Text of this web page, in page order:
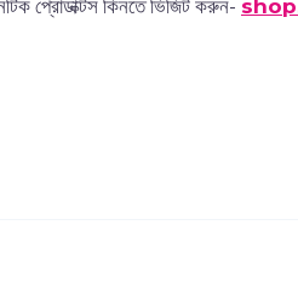
কিনতে ভিজিট করুন-